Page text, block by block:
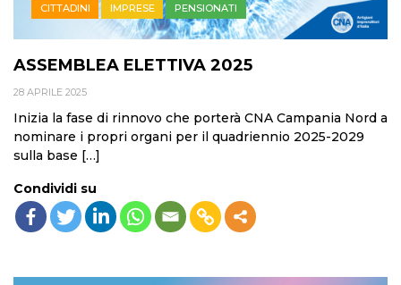
CITTADINI IMPRESE PENSIONATI
ASSEMBLEA ELETTIVA 2025
28 APRILE 2025
Inizia la fase di rinnovo che porterà CNA Campania Nord a
nominare i propri organi per il quadriennio 2025-2029
sulla base […]
Condividi su